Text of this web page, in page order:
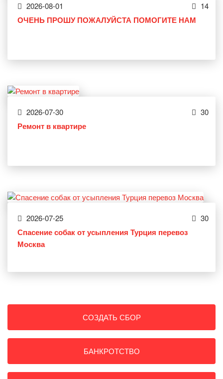
2026-08-01 14
ОЧЕНЬ ПРОШУ ПОЖАЛУЙСТА ПОМОГИТЕ НАМ
2026-07-30 30
Ремонт в квартире
2026-07-25 30
Спасение собак от усыпления Турция перевоз
Москва
СОЗДАТЬ СБОР
БАНКРОТСТВО